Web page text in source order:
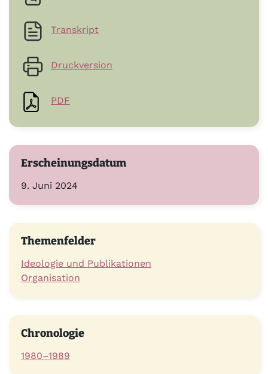
Transkript
Druckversion
PDF
Erscheinungsdatum
9. Juni 2024
Themenfelder
Ideologie und Publikationen
Organisation
Chronologie
1980–1989